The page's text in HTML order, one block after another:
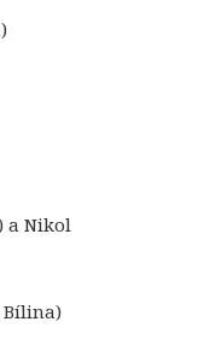
a Nikol
Bílina)